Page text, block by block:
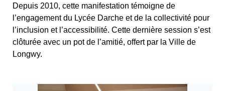
Depuis 2010, cette manifestation témoigne de
l’engagement du Lycée Darche et de la collectivité pour
l’inclusion et l’accessibilité. Cette dernière session s’est
clôturée avec un pot de l’amitié, offert par la Ville de
Longwy.